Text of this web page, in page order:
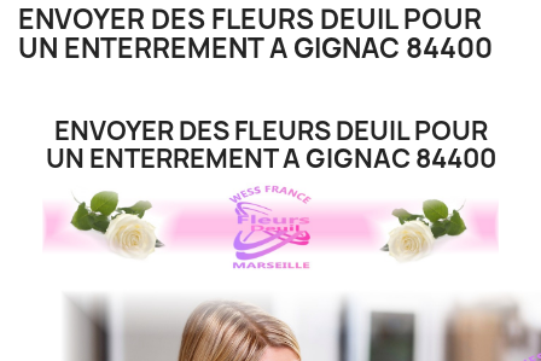
ENVOYER DES FLEURS DEUIL POUR
UN ENTERREMENT A GIGNAC 84400
ENVOYER DES FLEURS DEUIL POUR
UN ENTERREMENT A GIGNAC 84400